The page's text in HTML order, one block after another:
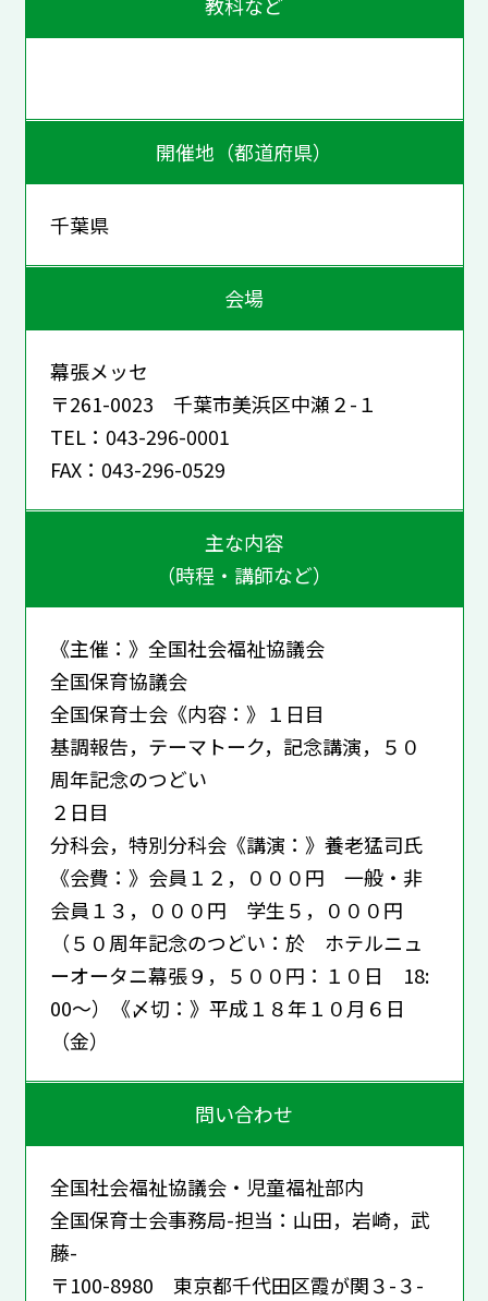
開催地（都道府県）
千葉県
会場
幕張メッセ
〒261-0023 千葉市美浜区中瀬２-１
TEL：043-296-0001
FAX：043-296-0529
主な内容
（時程・講師など）
《主催：》全国社会福祉協議会
全国保育協議会
全国保育士会《内容：》１日目
基調報告，テーマトーク，記念講演，５０
周年記念のつどい
２日目
分科会，特別分科会《講演：》養老猛司氏
《会費：》会員１２，０００円 一般・非
会員１３，０００円 学生５，０００円
（５０周年記念のつどい：於 ホテルニュ
ーオータニ幕張９，５００円：１０日 18:
00～）《〆切：》平成１８年１０月６日
（金）
問い合わせ
全国社会福祉協議会・児童福祉部内
全国保育士会事務局-担当：山田，岩崎，武
藤-
〒100-8980 東京都千代田区霞が関３-３-